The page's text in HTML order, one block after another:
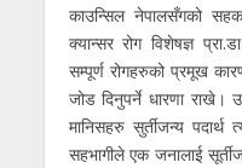
काउन्सिल नेपालसँगको
क्यान्सर रोग विशेषज्ञ
सम्पूर्ण रोगहरुको प्रमूख
जोड दिनुपर्ने धारणा राखे।
मानिसहरु सुर्तीजन्य पदार्थ
सहभागीले एक जनालाई